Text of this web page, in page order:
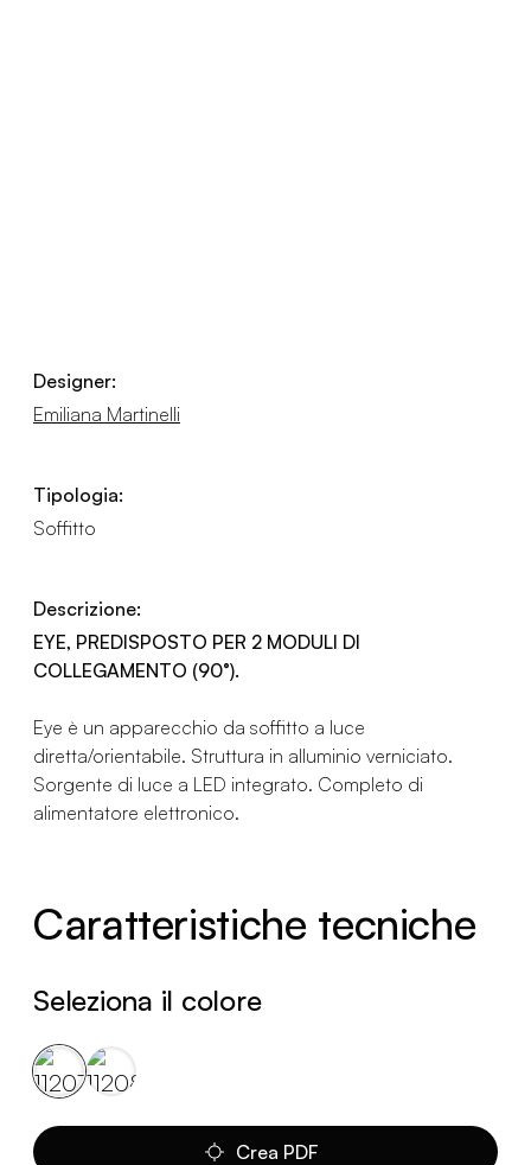
Designer:
Emiliana Martinelli
Tipologia:
Soffitto
Descrizione:
EYE, PREDISPOSTO PER 2 MODULI DI
COLLEGAMENTO (90°).
Eye è un apparecchio da soffitto a luce
diretta/orientabile. Struttura in alluminio verniciato.
Sorgente di luce a LED integrato. Completo di
alimentatore elettronico.
Caratteristiche tecniche
Seleziona il colore
Crea PDF